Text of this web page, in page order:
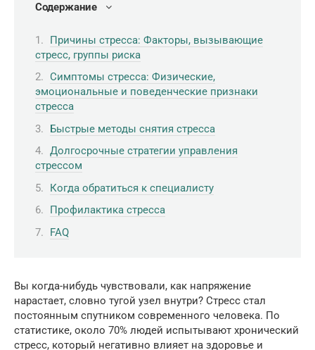
Содержание
Причины стресса: Факторы, вызывающие
стресс, группы риска
Симптомы стресса: Физические,
эмоциональные и поведенческие признаки
стресса
Быстрые методы снятия стресса
Долгосрочные стратегии управления
стрессом
Когда обратиться к специалисту
Профилактика стресса
FAQ
Вы когда-нибудь чувствовали, как напряжение
нарастает, словно тугой узел внутри? Стресс стал
постоянным спутником современного человека. По
статистике, около 70% людей испытывают хронический
стресс, который негативно влияет на здоровье и